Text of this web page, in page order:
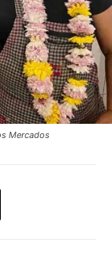
Mercados